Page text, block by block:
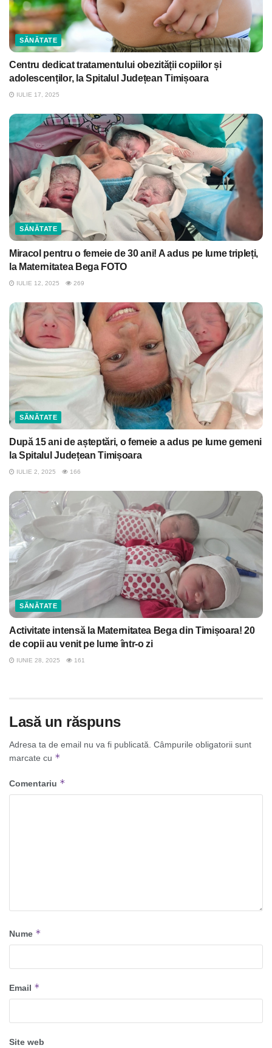
SĂNĂTATE
Centru dedicat tratamentului obezității copiilor și
adolescenților, la Spitalul Județean Timișoara
IULIE 17, 2025
SĂNĂTATE
Miracol pentru o femeie de 30 ani! A adus pe lume tripleți,
la Maternitatea Bega FOTO
IULIE 12, 2025 269
SĂNĂTATE
După 15 ani de așteptări, o femeie a adus pe lume gemeni
la Spitalul Județean Timișoara
IULIE 2, 2025 166
SĂNĂTATE
Activitate intensă la Maternitatea Bega din Timișoara! 20
de copii au venit pe lume într-o zi
IUNIE 28, 2025 161
Lasă un răspuns
Adresa ta de email nu va fi publicată. Câmpurile obligatorii sunt
marcate cu *
Comentariu *
Nume *
Email *
Site web